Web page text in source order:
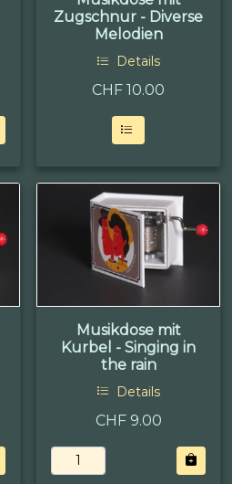
Zugschnur - Diverse
Melodien
Details
CHF 10.00
Musikdose mit
Kurbel - Singing in
the rain
Details
CHF 9.00